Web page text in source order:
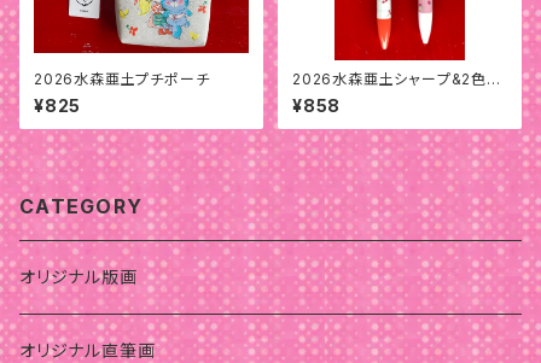
2026水森亜土プチポーチ
¥825
2026水森亜土シャープ&2色ボ
ールペン
¥858
CATEGORY
オリジナル版画
オリジナル直筆画